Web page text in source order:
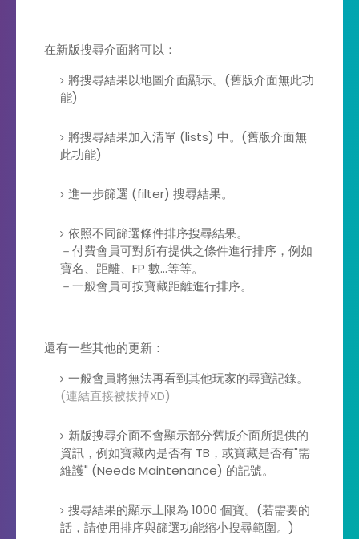
在新版搜尋介面將可以：
將搜尋結果以地圖介面顯示。(舊版介面無此功
能)
將搜尋結果加入清單 (lists) 中。(舊版介面無
此功能)
進一步篩選 (filter) 搜尋結果。
依照不同篩選條件排序搜尋結果。
－付費會員可對所有提供之條件進行排序，例如
寶名、距離、FP 數...等等。
－一般會員可按寶藏距離進行排序。
還有一些其他的更新：
一般會員將無法再看到其他玩家的尋寶記錄。
(連結直接被拔掉XD)
新版搜尋介面不會顯示部分舊版介面所提供的
資訊，例如寶藏內是否有 TB，或寶藏是否有"需
維護" (Needs Maintenance) 的記號。
搜尋結果的顯示上限為 1000 個寶。(若需要的
話，請使用排序與篩選功能縮小搜尋範圍。)